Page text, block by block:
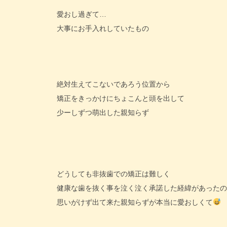
愛おし過ぎて…
大事にお手入れしていたもの
絶対生えてこないであろう位置から
矯正をきっかけにちょこんと頭を出して
少ーしずつ萌出した親知らず
どうしても非抜歯での矯正は難しく
健康な歯を抜く事を泣く泣く承諾した経緯があった
思いがけず出て来た親知らずが本当に愛おしくて